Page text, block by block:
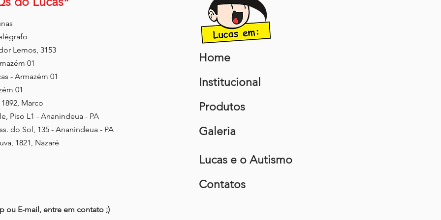
Lemos, 3153
01
- Armazém 01
01
Marco
Piso L1 - Ananindeua - PA
do Sol, 135 - Ananindeua - PA
1821, Nazaré
Home
Institucional
Produtos
Galeria
Lucas e o Autismo
Contatos
ou E-mail, entre em contato ;)